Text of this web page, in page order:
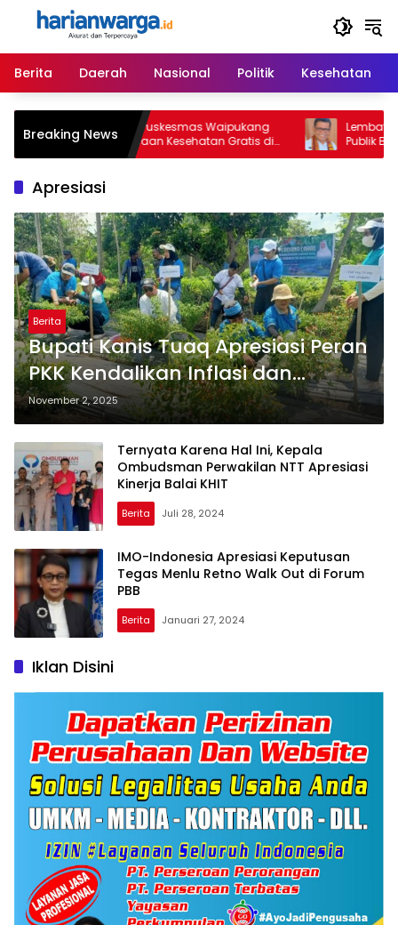
Langsung
Berita
Daerah Nasional Politik Kesehatan
Breaking News
KPOTI NTT dan Puskesmas Waipukang
Gelar Pemeriksaan Kesehatan Gratis di
Desa Dulitukan
Lembata
Publik Berbasis
dan
Apresiasi
Berita
Bupati Kanis Tuaq Apresiasi Peran
PKK Kendalikan Inflasi dan
Berdayakan Keluarga Lewat
Panen Perdana Cabai
November 2, 2025
Ternyata Karena Hal Ini, Kepala
Ombudsman Perwakilan NTT Apresiasi
Kinerja Balai KHIT
Berita Juli 28, 2024
IMO-Indonesia Apresiasi Keputusan
Tegas Menlu Retno Walk Out di Forum
PBB
Berita Januari 27, 2024
Iklan Disini